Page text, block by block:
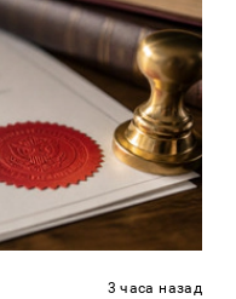
3 часа назад